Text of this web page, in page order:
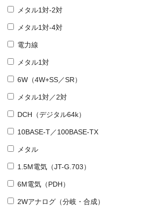
メタル1対-2対
メタル1対-4対
電力線
メタル1対
6W（4W+SS／SR）
メタル1対／2対
DCH（デジタル64k）
10BASE-T／100BASE-TX
メタル
1.5M電気（JT-G.703）
6M電気（PDH）
2Wアナログ（分岐・合成）